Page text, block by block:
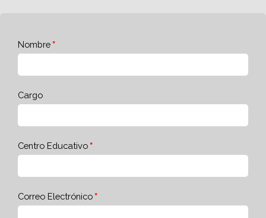
Nombre
Cargo
Centro Educativo
Correo Electrónico